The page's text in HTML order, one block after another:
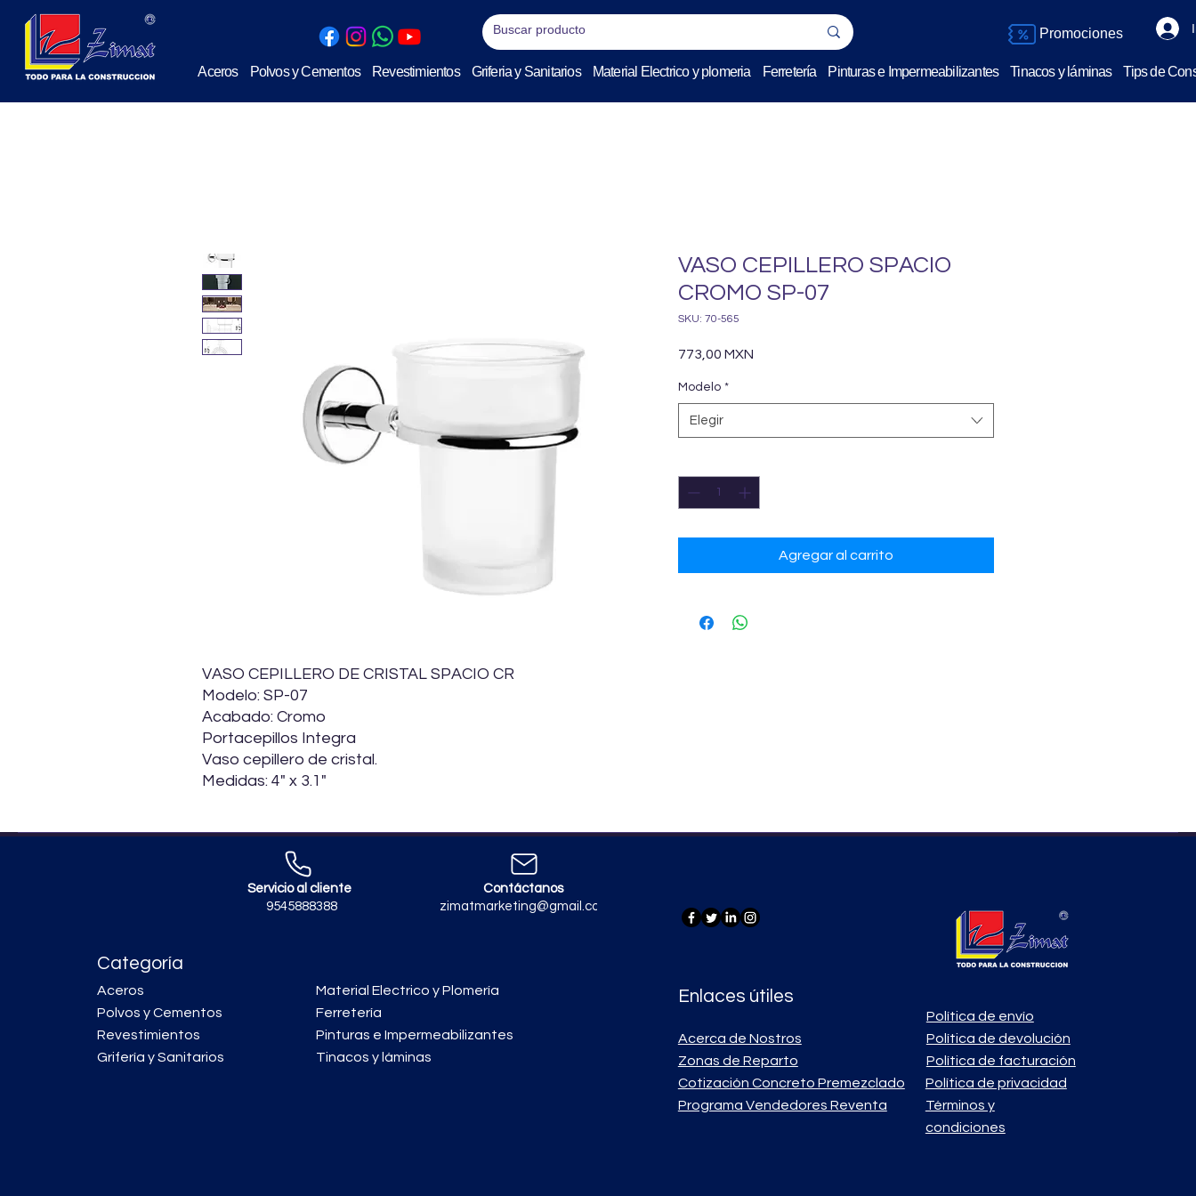
Aceros Polvos y Cementos Revestimientos Griferia y Sanitarios Material Electrico y plomeria Ferretería Pinturas e Impermeabilizantes Tinacos y láminas Tips de
Promociones
VASO CEPILLERO DE CRISTAL SPACIO CR
Modelo: SP-07
Acabado: Cromo
Portacepillos Integra
Vaso cepillero de cristal.
Medidas: 4" x 3.1"
VASO CEPILLERO SPACIO
CROMO SP-07
SKU: 70-565
773,00 MXN
Modelo *
Elegir
Agregar al carrito
Servicio al cliente
9545888388
Contáctanos
zimatmarketing@gmail.com
Categoría
Aceros
Polvos y Cementos
Revestimientos
Grifería y Sanitarios
Material Electrico y Plomería
Ferretería
Pinturas e Impermeabilizantes
Tinacos y láminas
Enlaces útiles
Política de envío
Acerca de Nostros
Zonas de Reparto
Cotización Concreto Premezclado
Programa Vendedores Reventa
Política de devolución
Política de facturación
Política de privacidad
Términos y
condiciones